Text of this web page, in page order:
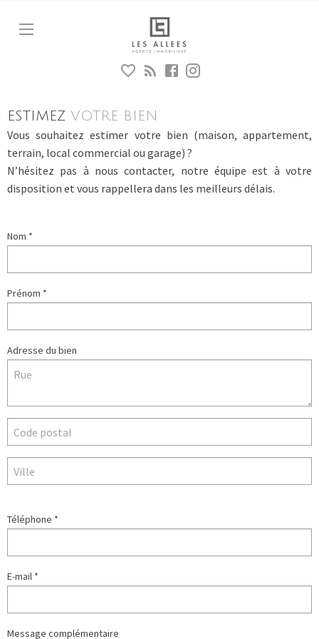
Estimation immobilière | LES ALLÉES
ESTIMEZ VOTRE BIEN
Vous souhaitez estimer votre bien (maison, appartement,
terrain, local commercial ou garage) ?
N’hésitez pas à nous contacter, notre équipe est à votre
disposition et vous rappellera dans les meilleurs délais.
Nom *
Prénom *
Adresse du bien
Téléphone *
E-mail *
Message complémentaire